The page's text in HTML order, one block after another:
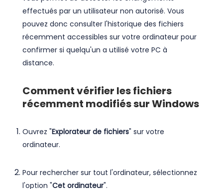
effectués par un utilisateur non autorisé. Vous
pouvez donc consulter l'historique des fichiers
récemment accessibles sur votre ordinateur pour
confirmer si quelqu'un a utilisé votre PC à
distance.
Comment vérifier les fichiers
récemment modifiés sur Windows
Ouvrez "Explorateur de fichiers" sur votre
ordinateur.
Pour rechercher sur tout l'ordinateur, sélectionnez
l'option "Cet ordinateur".